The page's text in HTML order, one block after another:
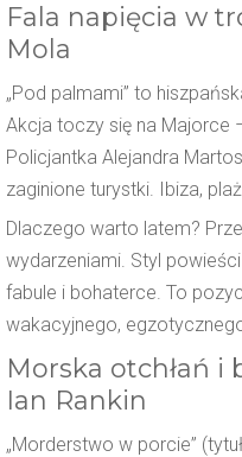
Fala napięcia w
Mola
„Pod palmami” to
Akcja toczy się na Majorce
Policjantka Alejandra
zaginione turystki. Ibiza,
Dlaczego warto latem?
wydarzeniami. Styl
fabule i bohaterce. To
wakacyjnego,
Morska otchłań i
Ian Rankin
„Morderstwo w porcie”